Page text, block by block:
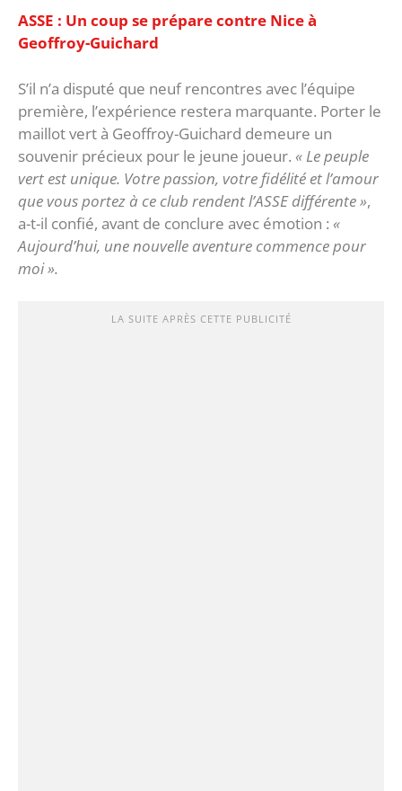
ASSE : Un coup se prépare contre Nice à
Geoffroy-Guichard
‎S’il n’a disputé que neuf rencontres avec l’équipe
première, l’expérience restera marquante. Porter le
maillot vert à Geoffroy-Guichard demeure un
souvenir précieux pour le jeune joueur. « Le peuple
vert est unique. Votre passion, votre fidélité et l’amour
que vous portez à ce club rendent l’ASSE différente »,
a-t-il confié, avant de conclure avec émotion : «
Aujourd’hui, une nouvelle aventure commence pour
moi ».
LA SUITE APRÈS CETTE PUBLICITÉ